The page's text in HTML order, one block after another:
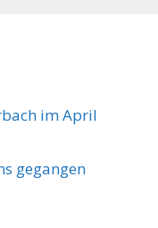
im April
gegangen